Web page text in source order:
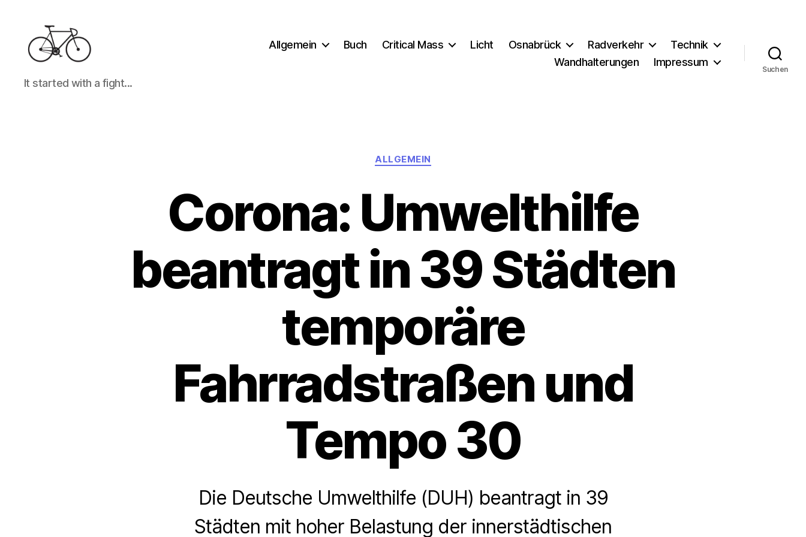
It
started
It started with a fight...
Allgemein Buch Critical Mass Licht Osnabrück Radverkehr
Technik
Wandhalterungen
Impressum
Suchen
Kategorien
ALLGEMEIN
Corona: Umwelthilfe
beantragt in 39 Städten
temporäre
Fahrradstraßen und
Tempo 30
Die Deutsche Umwelthilfe (DUH) beantragt in 39
Städten mit hoher Belastung der innerstädtischen